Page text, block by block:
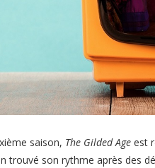
saison, The Gilded Age est
trouvé son rythme après des